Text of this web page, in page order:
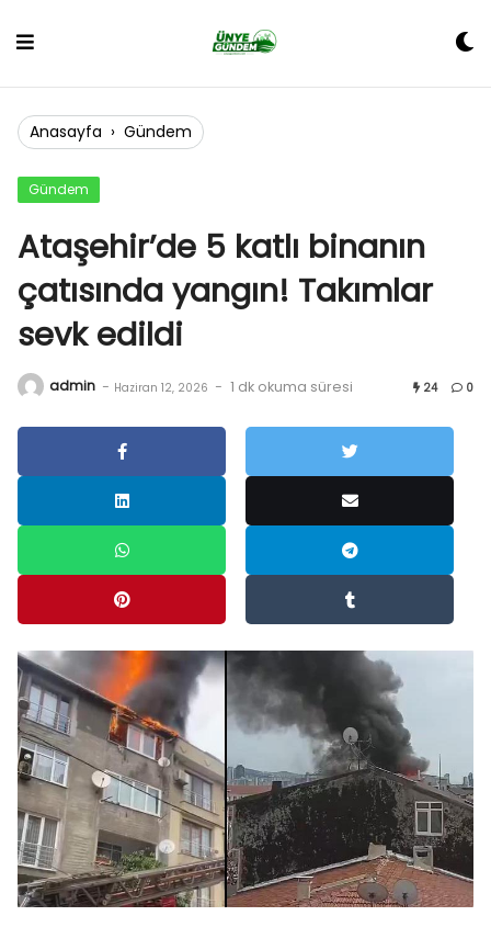
Anasayfa › Gündem
Gündem
Ataşehir’de 5 katlı binanın
çatısında yangın! Takımlar
sevk edildi
admin - Haziran 12, 2026 - 1 dk okuma süresi 24 0